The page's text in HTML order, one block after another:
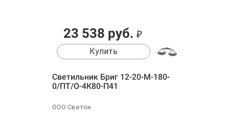
23 538 руб. ₽
Купить
Светильник Бриг 12-20-М-180-
0/ПТ/О-4К80-П41
ООО Светон